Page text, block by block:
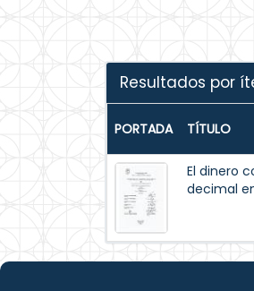
Resultados por
PORTADA TÍTULO
El dinero
decimal